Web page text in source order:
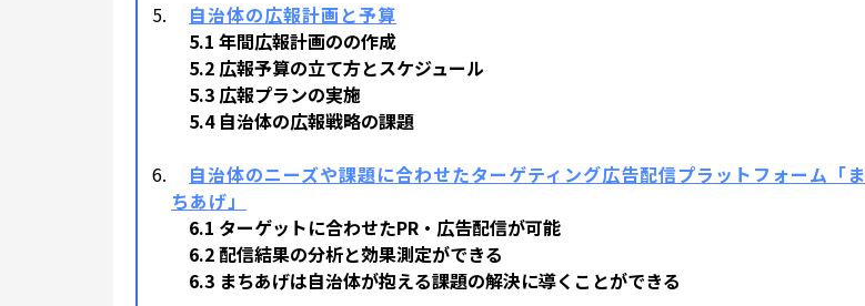
自治体の広報計画と予算
5.1 年間広報計画のの作成
5.2 広報予算の立て方とスケジュール
5.3 広報プランの実施
5.4 自治体の広報戦略の課題
自治体のニーズや課題に合わせたターゲティング広告配信プラットフォーム「ま
ちあげ」
6.1 ターゲットに合わせたPR・広告配信が可能
6.2 配信結果の分析と効果測定ができる
6.3 まちあげは自治体が抱える課題の解決に導くことができる